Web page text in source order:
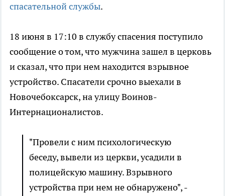
спасательной службы.
18 июня в 17:10 в службу спасения поступило
сообщение о том, что мужчина зашел в церковь
и сказал, что при нем находится взрывное
устройство. Спасатели срочно выехали в
Новочебоксарск, на улицу Воинов-
Интернационалистов.
"Провели с ним психологическую
беседу, вывели из церкви, усадили в
полицейскую машину. Взрывного
устройства при нем не обнаружено", -